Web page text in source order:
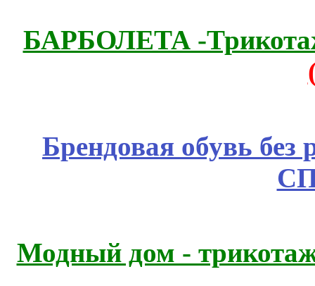
БАРБОЛЕТА -
Брендовая обувь без
Модный дом -